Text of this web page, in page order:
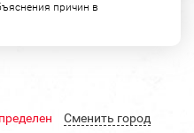
причин в
Cменить город